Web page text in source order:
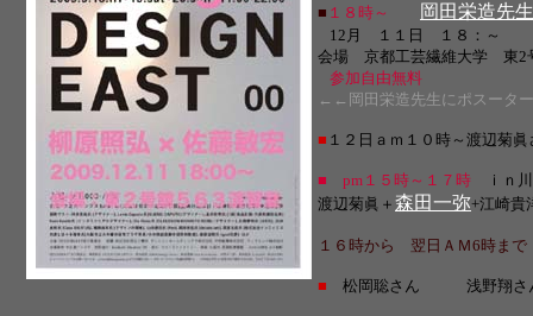
■ １８時～ 岡田栄造先
12月 １１日 １８：～
会場 京都工芸繊維大学 東2
参加自由無料
←←岡田栄造先生にポスータ
■ １２日 ａｍ１０時～渡辺菊
■ pm１５時～１７時
ｉｎ
渡辺菊眞＋ 森田一弥+江崎
１６時から 翌日ＡＭ6時まで
■ 松岡聡さん 浅野翔さん